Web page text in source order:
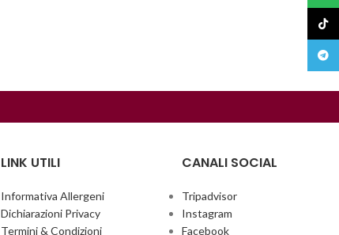
LINK UTILI
Informativa Allergeni
Dichiarazioni Privacy
Termini & Condizioni
CANALI SOCIAL
Tripadvisor
Instagram
Facebook